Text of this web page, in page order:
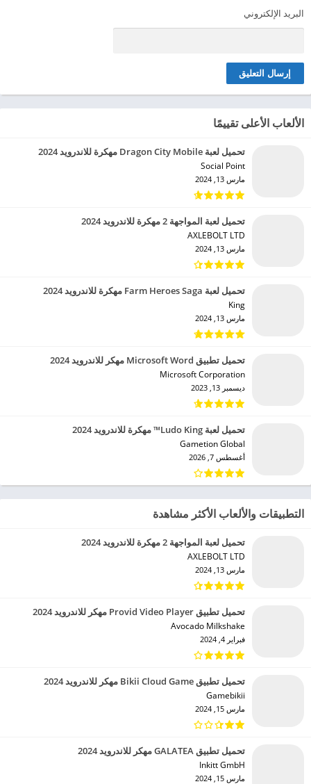
البريد الإلكتروني
الألعاب الأعلى تقييمًا
تحميل لعبة Dragon City Mobile مهكرة للاندرويد 2024
Social Point‏
مارس 13, 2024
تحميل لعبة المواجهة 2 مهكرة للاندرويد 2024
AXLEBOLT LTD‏
مارس 13, 2024
تحميل لعبة Farm Heroes Saga مهكرة للاندرويد 2024
King‏
مارس 13, 2024
تحميل تطبيق Microsoft Word مهكر للاندرويد 2024
Microsoft Corporation‏
ديسمبر 13, 2023
تحميل لعبة Ludo King™ مهكرة للاندرويد 2024
Gametion Global‏
أغسطس 7, 2026
التطبيقات والألعاب الأكثر مشاهدة
تحميل لعبة المواجهة 2 مهكرة للاندرويد 2024
AXLEBOLT LTD‏
مارس 13, 2024
تحميل تطبيق Provid Video Player مهكر للاندرويد 2024
Avocado Milkshake‏
فبراير 4, 2024
تحميل تطبيق Bikii Cloud Game مهكر للاندرويد 2024
Gamebikii‏
مارس 15, 2024
تحميل تطبيق GALATEA مهكر للاندرويد 2024
Inkitt GmbH‏
مارس 15, 2024